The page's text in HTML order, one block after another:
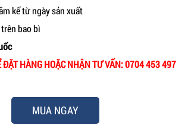
kể từ ngày sản xuất
bao bì
ĐẶT HÀNG HOẶC NHẬN TƯ VẤN: 0704 453 497
MUA NGAY